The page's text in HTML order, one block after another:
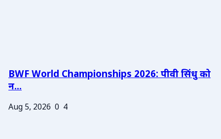
BWF World Championships 2026: पीवी सिंधु को
न...
Aug 5, 2026 0 4